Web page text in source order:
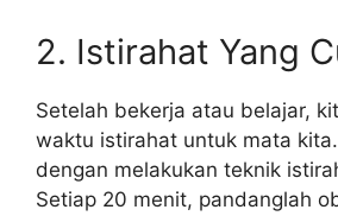
2. Istirahat Yang
Setelah bekerja atau belajar,
waktu istirahat untuk mata
dengan melakukan teknik
Setiap 20 menit, pandanglah